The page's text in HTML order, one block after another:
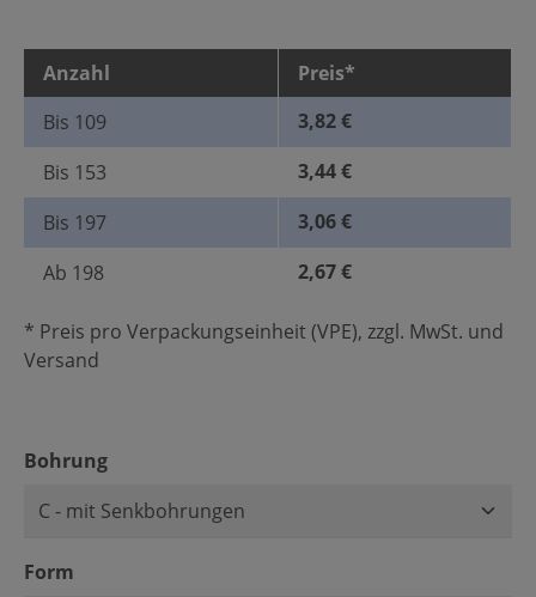
Anzahl
Preis*
Bis 109
3,82 €
Bis 153
3,44 €
Bis 197
3,06 €
Ab 198 2,67 €
* Preis pro Verpackungseinheit (VPE), zzgl. MwSt. und
Versand
Bohrungauswählen
Form